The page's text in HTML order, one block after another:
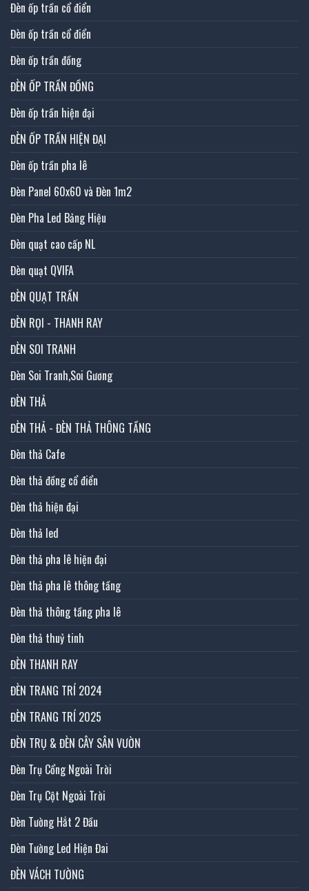
Đèn ốp trần cổ điển
Đèn ốp trần cổ điển
Đèn ốp trần đồng
ĐÈN ỐP TRẦN ĐỒNG
Đèn ốp trần hiện đại
ĐÈN ỐP TRẦN HIỆN ĐẠI
Đèn ốp trần pha lê
Đèn Panel 60x60 và Đèn 1m2
Đèn Pha Led Bảng Hiệu
Đèn quạt cao cấp NL
Đèn quạt QVIFA
ĐÈN QUẠT TRẦN
ĐÈN RỌI - THANH RAY
ĐÈN SOI TRANH
Đèn Soi Tranh,Soi Gương
ĐÈN THẢ
ĐÈN THẢ - ĐÈN THẢ THÔNG TẦNG
Đèn thả Cafe
Đèn thả đồng cổ điển
Đèn thả hiện đại
Đèn thả led
Đèn thả pha lê hiện đại
Đèn thả pha lê thông tầng
Đèn thả thông tầng pha lê
Đèn thả thuỷ tinh
ĐÈN THANH RAY
ĐÈN TRANG TRÍ 2024
ĐÈN TRANG TRÍ 2025
ĐÈN TRỤ & ĐÈN CÂY SÂN VƯỜN
Đèn Trụ Cổng Ngoài Trời
Đèn Trụ Cột Ngoài Trời
Đèn Tường Hắt 2 Đầu
Đèn Tường Led Hiện Đai
ĐÈN VÁCH TƯỜNG